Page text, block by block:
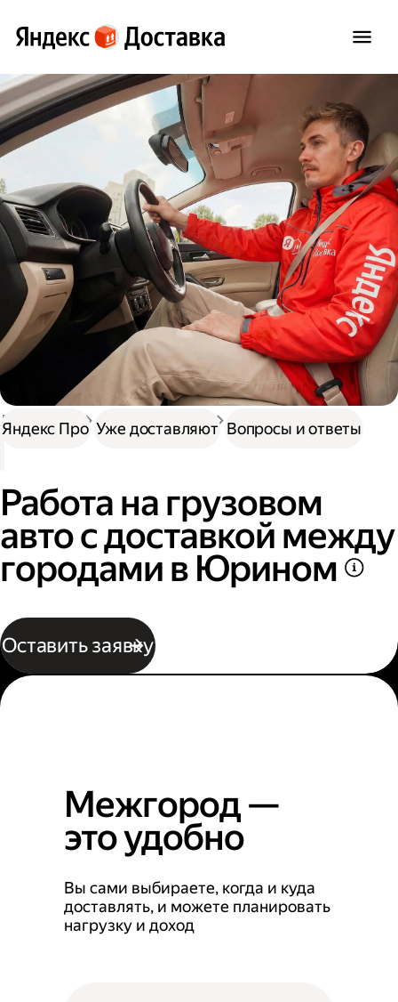
Доставка Нужна работа Автокурьер
Работа на грузовом
авто с доставкой между
городами в Юрином
Оставить заявку
Яндекс Про Уже доставляют Вопросы и ответы
Межгород —
это удобно
Вы сами выбираете, когда и куда
доставлять, и можете планировать
нагрузку и доход